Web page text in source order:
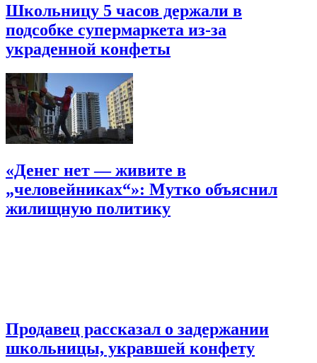
Школьницу 5 часов держали в
подсобке супермаркета из-за
украденной конфеты
«Денег нет — живите в
„человейниках“»: Мутко объяснил
жилищную политику
Продавец рассказал о задержании
школьницы, укравшей конфету